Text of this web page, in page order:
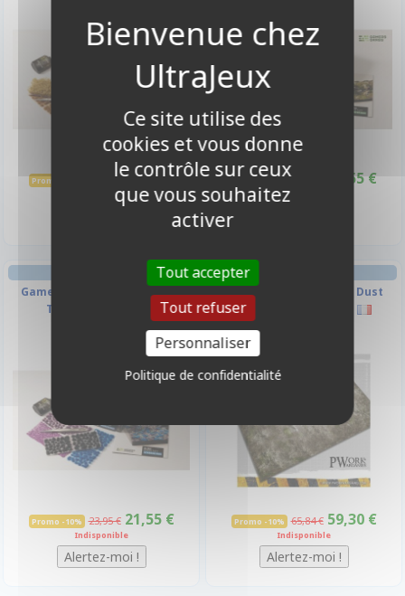
-10%
Promo -10% 23,95 € 21,55 €
Indisponible
Promo -10% 23,95 € 21,55 €
Disponible
Gamer Grass : ALIEN - Grass
Tuft Starter Set
Promo -10% 23,95 € 21,55 €
Indisponible
Tapis de jeu néoprène Dust
Town 120cm x 120cm
Promo -10% 65,84 € 59,30 €
Indisponible
Ce site utilise des
cookies et vous donne
le contrôle sur ceux
que vous souhaitez
activer
Tout accepter
Tout refuser
Personnaliser
Politique de confidentialité